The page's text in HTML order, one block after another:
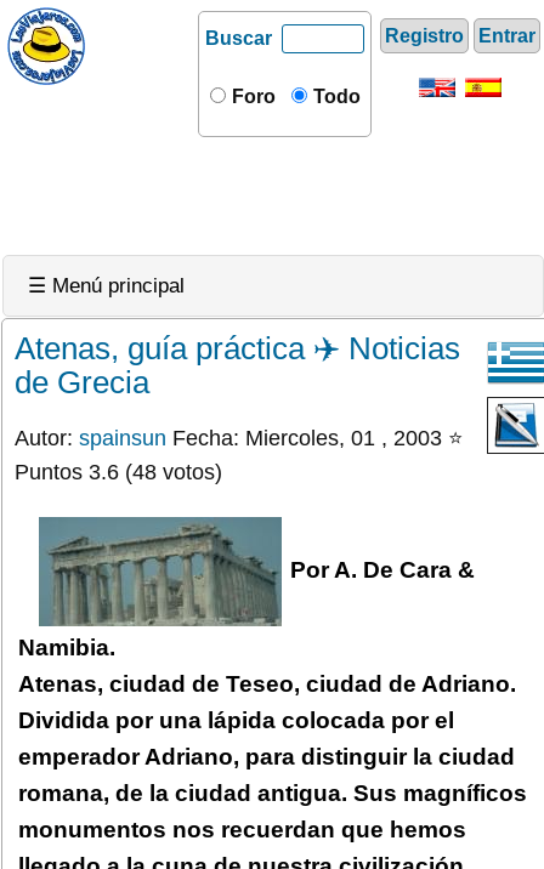
Registro Entrar
Buscar
Foro Todo
☰ Menú principal
Atenas, guía práctica ✈️ Noticias
de Grecia
Autor: spainsun Fecha: Miercoles, 01 , 2003 ⭐
Puntos 3.6 (48 votos)
Por A. De Cara &
Namibia.
Atenas, ciudad de Teseo, ciudad de Adriano.
Dividida por una lápida colocada por el
emperador Adriano, para distinguir la ciudad
romana, de la ciudad antigua. Sus magníficos
monumentos nos recuerdan que hemos